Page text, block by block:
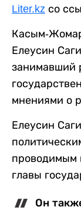
Liter.kz со
Касым-
Елеусин
занимавший
мнениями о
Елеусин
проводимым
главы
Он